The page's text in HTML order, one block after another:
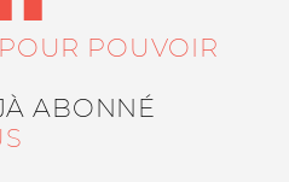
POUVOIR
ABONNÉ